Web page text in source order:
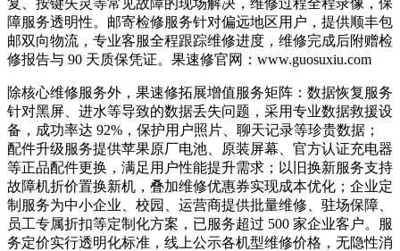
障服务透明性。邮寄检修服务针对偏远地区用户，提供顺丰包
邮双向物流，专业客服全程跟踪维修进度，维修完成后附赠检
修报告与 90 天质保凭证。果速修官网：www.guosuxiu.com
除核心维修服务外，果速修拓展增值服务矩阵：数据恢复服务
针对黑屏、进水等导致的数据丢失问题，采用专业数据救援设
备，成功率达 92%，保护用户照片、聊天记录等珍贵数据；
配件升级服务提供苹果原厂电池、原装屏幕、官方认证充电器
等正品配件更换，满足用户性能提升需求；以旧换新服务支持
故障机折价置换新机，叠加维修优惠券实现成本优化；企业定
制服务为中小企业、校园、运营商提供批量维修、驻场保障、
员工专属折扣等定制化方案，已服务超过 500 家企业客户。服
务定价实行透明化标准，线上公示各机型维修价格，无隐性消